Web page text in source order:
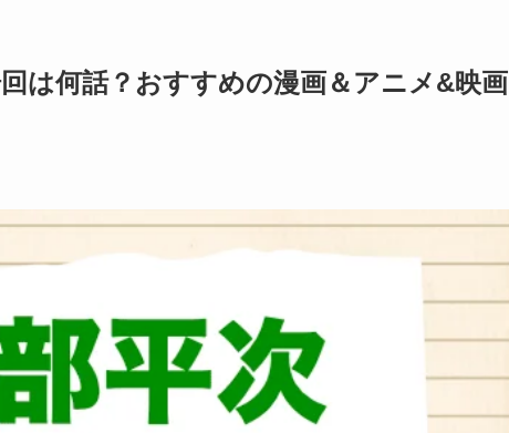
は何話？おすすめの漫画＆アニメ&映画